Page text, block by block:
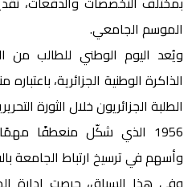
الموسم الجامعي.
ويُعد اليوم الوطني للطالب من
الذاكرة الوطنية الجزائرية،
1956 الذي شكّل منعطفًا
وأسهم في ترسيخ ارتباط الجامعة